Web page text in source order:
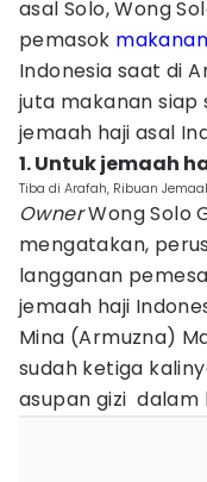
asal Solo, Wong
pemasok
Indonesia saat di
juta makanan siap
jemaah haji asal
1. Untuk jemaah
Tiba di Arafah, Ribuan
OwnerWong Solo
mengatakan,
langganan
jemaah haji
Mina (Armuzna)
sudah ketiga
asupan gizi dalam